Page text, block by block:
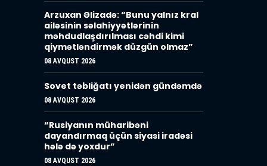
Arzuxan Əlizadə: “Bunu yalnız kral
ailəsinin səlahiyyətlərinin
məhdudlaşdırılması cəhdi kimi
qiymətləndirmək düzgün olmaz”
08 AVQUST 2026
Sovet təbliğatı yenidən gündəmdə
08 AVQUST 2026
“Rusiyanın müharibəni
dayandırmaq üçün siyasi iradəsi
hələ də yoxdur”
08 AVQUST 2026